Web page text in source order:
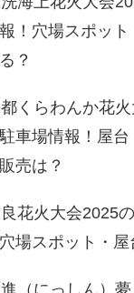
！穴場スポッ
？
くらわんか花
車場情報！屋
売は？
花火大会2025
場スポット・屋
進（にっしん）